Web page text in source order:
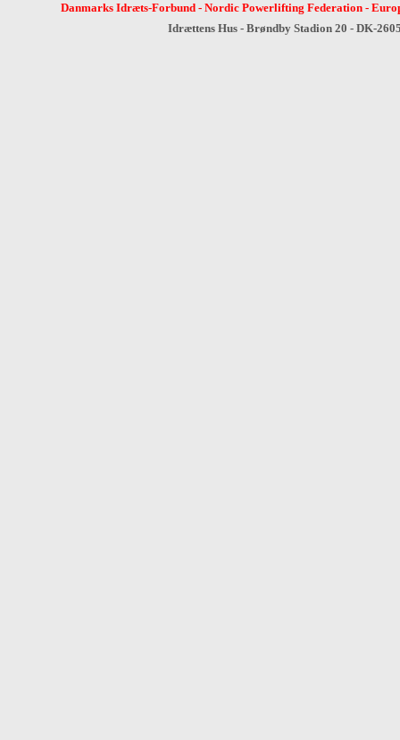
Danmarks Idræts-Forbund- Nordic Powerlifting Federation-
Idrættens Hus - Brøndby Stadion 20 - DK-